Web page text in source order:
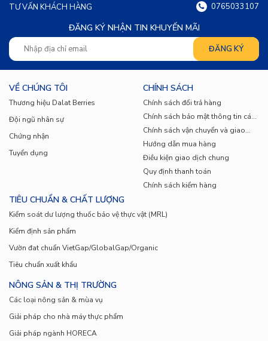
Củ cải Hàn Quốc có thể nấu canh
chua, canh gà, canh rau củ…
Salad:Củ cải Hàn Quốc có thể ăn sống trong
các món salad, giúp tăng thêm hương vị và
dinh dưỡng cho món ăn.
Nước ép:
Củ cải Hàn Quốc có thể ép lấy nước
uống, giúp thanh lọc cơ thể và tăng cường sức
khỏe.
5. Lưu ý khi sử dụng củ cải Hàn Quốc
Không nên ăn quá nhiều củ cải Hàn Quốc trong
như đầy hơi, khó tiêu.
TƯ VẤN KHÁCH HÀNG 0765033107
ĐĂNG KÝ NHẬN TIN KHUYẾN MÃI
VỀ CHÚNG TÔI
Thương hiệu Dalat Berries
Đội ngũ nhân sự
Chứng nhận
Tuyển dụng
CHÍNH SÁCH
Chính sách đổi trả hàng
Chính sách bảo mật thông tin cá
nhân
Chính sách vận chuyển và giao
nhận
Hướng dẫn mua hàng
Điều kiện giao dịch chung
Quy định thanh toán
Chính sách kiểm hàng
TIÊU CHUẨN & CHẤT LƯỢNG
Kiểm soát dư lượng thuốc bảo vệ thực vật (MRL)
Kiểm định sản phẩm
Vườn đat chuẩn VietGap/GlobalGap/Organic
Tiêu chuẩn xuất khẩu
NÔNG SẢN & THỊ TRƯỜNG
Các loại nông sản & mùa vụ
Giải pháp cho nhà máy thực phẩm
Giải pháp ngành HORECA